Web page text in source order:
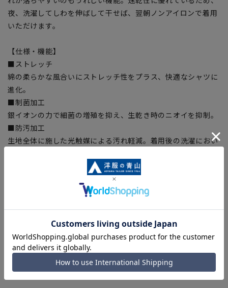
夜、洗濯してしわを伸ばして干せば、翌朝ノンアイロンで着用
いただけます。
【仕様・機能】
■ストレッチ
綿の柔らかな風合いにストレッチ性をプラス、快適なシャツに
進化。
■制菌加工
銀イオンの力で細菌の増殖を抑え、生乾き時のニオイを抑制。
■防汚加工
生地全体に施した光触媒による汚れ軽減。着用後の洗濯におい
しなどにより分解されます。
ヨークを背中の中心で斜めに切替えフィット感を高めるための
厳しい分析試験にクリアし世界最高水準の安全な繊維製品の証
「OEKO-TEX®STANDARD100」に認証された素材を使用しま
した。生地から付属まで、すべてに於いて厳しい基準をクリア
した素材を使用しているので、安心して着用いただけます。